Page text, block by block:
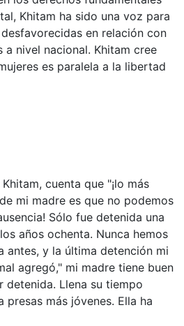
Khitam ha sido una voz para
en relación con
a nivel nacional. Khitam cree
es paralela a la libertad
cuenta que "¡lo más
mi madre es que no podemos
Sólo fue detenida una
años ochenta. Nunca hemos
antes, y la última detención mi
agregó," mi madre tiene buen
detenida. Llena su tiempo
presas más jóvenes. Ella ha